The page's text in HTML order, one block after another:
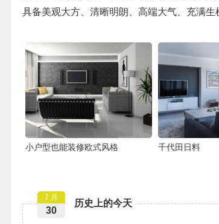
具备美观大方、清晰明朗、高端大气、充满生
小户型也能装修欧式风格 千代田日料
历史上的今天
7 月
30